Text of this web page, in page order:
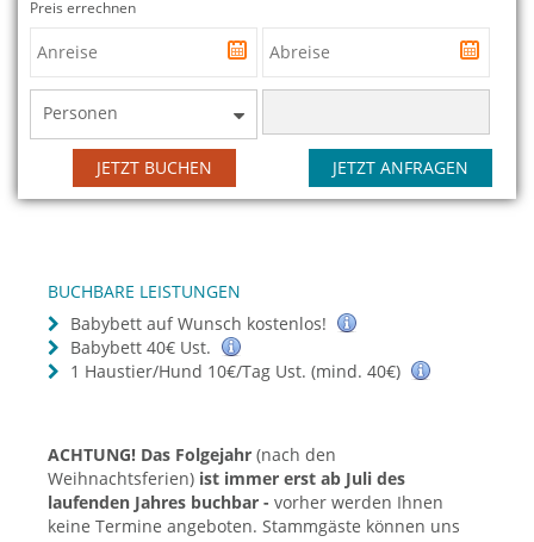
Preis errechnen
Personen
JETZT ANFRAGEN
JETZT BUCHEN
BUCHBARE LEISTUNGEN
Babybett auf Wunsch kostenlos!
Babybett 40€ Ust.
1 Haustier/Hund 10€/Tag Ust. (mind. 40€)
ACHTUNG! Das Folgejahr (nach den
Weihnachtsferien) ist immer erst ab Juli des
laufenden Jahres buchbar - vorher werden Ihnen
keine Termine angeboten. Stammgäste können uns